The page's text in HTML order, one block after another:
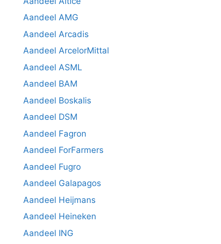
Aandeel AMG
Aandeel Arcadis
Aandeel ArcelorMittal
Aandeel ASML
Aandeel BAM
Aandeel Boskalis
Aandeel DSM
Aandeel Fagron
Aandeel ForFarmers
Aandeel Fugro
Aandeel Galapagos
Aandeel Heijmans
Aandeel Heineken
Aandeel ING